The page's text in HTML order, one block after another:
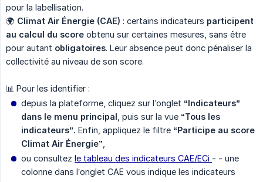
pour la labellisation.
🌍 Climat Air Énergie (CAE) : certains indicateurs participent
au calcul du score obtenu sur certaines mesures, sans être
pour autant obligatoires. Leur absence peut donc pénaliser la
collectivité au niveau de son score.
📊 Pour les identifier :
depuis la plateforme, cliquez sur l’onglet “Indicateurs”
dans le menu principal , puis sur la vue “Tous les
indicateurs”. Enfin, appliquez le filtre “Participe au score
Climat Air Énergie”
ou consultez le tableau des indicateurs CAE/ECi - - une
colonne dans l’onglet CAE vous indique les indicateurs